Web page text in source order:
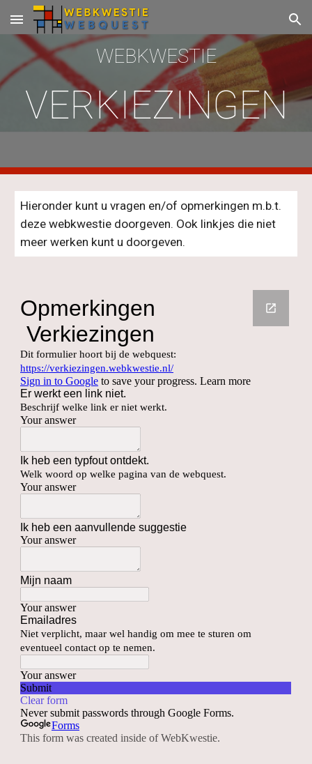
Skip to main content Skip to navigation
WEBKWESTIE
VERKIEZINGEN
Hieronder kunt u vragen en/of opmerkingen m.b.t.
deze webkwestie doorgeven. Ook linkjes die niet
meer werken kunt u doorgeven.